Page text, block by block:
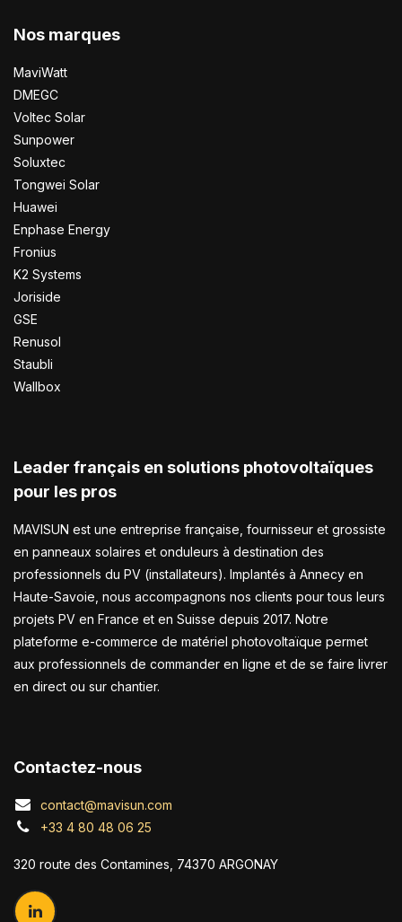
Nos marques
MaviWatt
DMEGC
Voltec Solar
Sunpower
Soluxtec
Tongwei Solar
Huawei
Enphase Energy
Fronius
K2 Systems
Joriside
GSE
Renusol
Staubli
Wallbox
Leader français en solutions photovoltaïques
pour les pros
MAVISUN est une entreprise française, fournisseur et grossiste
en panneaux solaires et onduleurs à destination des
professionnels du PV (installateurs). Implantés à Annecy en
Haute-Savoie, nous accompagnons nos clients pour tous leurs
projets PV en France et en Suisse depuis 2017. Notre
plateforme e-commerce de matériel photovoltaïque permet
aux professionnels de commander en ligne et de se faire livrer
en direct ou sur chantier.
Contactez-nous
contact@mavisun.com
+33 4 80 48 06 25
320 route des Contamines, 74370 ARGONAY